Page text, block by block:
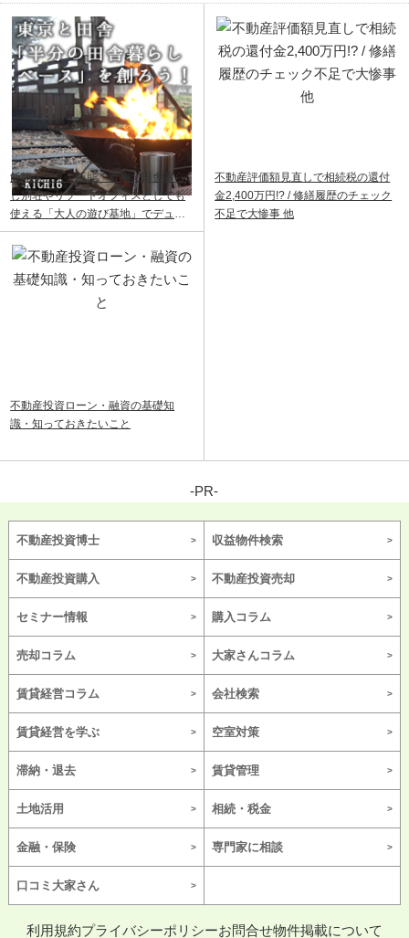
飯能ベース｜飯能・青梅で田舎暮ら
し別荘やリゾートオフィスとしても
使える「大人の遊び基地」でデュア
ルライフ
不動産評価額見直しで相続税の還付
金2,400万円!? / 修繕履歴のチェック
不足で大惨事 他
不動産投資ローン・融資の基礎知
識・知っておきたいこと
-PR-
不動産投資博士 収益物件検索
不動産投資購入 不動産投資売却
セミナー情報 購入コラム
売却コラム 大家さんコラム
賃貸経営コラム 会社検索
賃貸経営を学ぶ 空室対策
滞納・退去 賃貸管理
土地活用 相続・税金
金融・保険 専門家に相談
口コミ大家さん
利用規約プライバシーポリシーお問合せ物件掲載について